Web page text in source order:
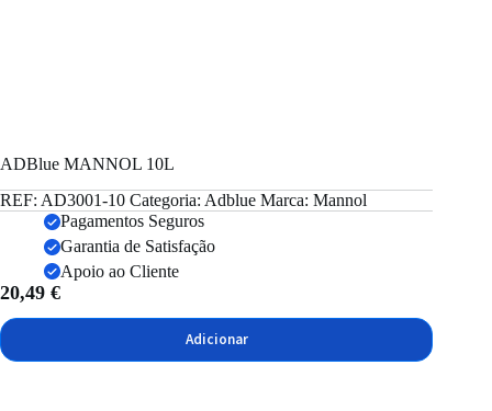
ADBlue MANNOL 10L
REF: AD3001-10 Categoria: Adblue Marca: Mannol
Pagamentos Seguros
Garantia de Satisfação
Apoio ao Cliente
20,49 €
Adicionar